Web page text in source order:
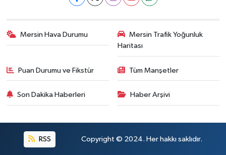
Mersin Hava Durumu
Mersin Trafik Yoğunluk
Haritası
Puan Durumu ve Fikstür Tüm Manşetler
Son Dakika Haberleri Haber Arşivi
RSS Copyright © 2024. Her hakkı saklıdır.